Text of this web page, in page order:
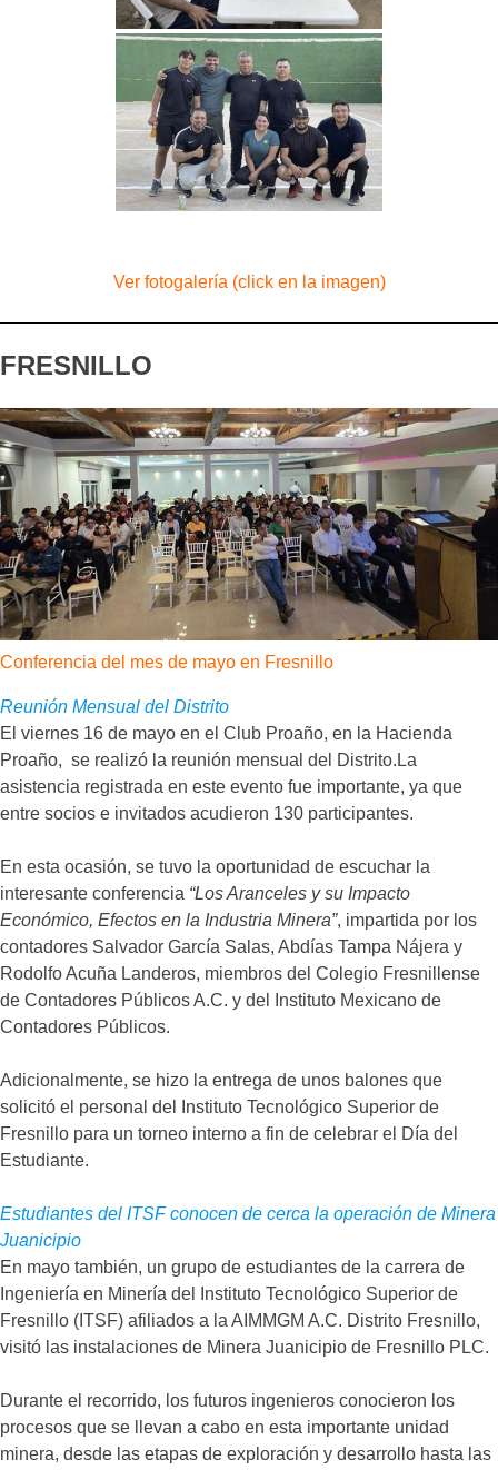
Ver fotogalería (click en la imagen)
FRESNILLO
Conferencia del mes de mayo en Fresnillo
Reunión Mensual del Distrito
El viernes 16 de mayo en el Club Proaño, en la Hacienda
Proaño, se realizó la reunión mensual del Distrito.La
asistencia registrada en este evento fue importante, ya que
entre socios e invitados acudieron 130 participantes.
En esta ocasión, se tuvo la oportunidad de escuchar la
interesante conferencia “Los Aranceles y su Impacto
Económico, Efectos en la Industria Minera”, impartida por los
contadores Salvador García Salas, Abdías Tampa Nájera y
Rodolfo Acuña Landeros, miembros del Colegio Fresnillense
de Contadores Públicos A.C. y del Instituto Mexicano de
Contadores Públicos.
Adicionalmente, se hizo la entrega de unos balones que
solicitó el personal del Instituto Tecnológico Superior de
Fresnillo para un torneo interno a fin de celebrar el Día del
Estudiante.
Estudiantes del ITSF conocen de cerca la operación de Minera
Juanicipio
En mayo también, un grupo de estudiantes de la carrera de
Ingeniería en Minería del Instituto Tecnológico Superior de
Fresnillo (ITSF) afiliados a la AIMMGM A.C. Distrito Fresnillo,
visitó las instalaciones de Minera Juanicipio de Fresnillo PLC.
Durante el recorrido, los futuros ingenieros conocieron los
procesos que se llevan a cabo en esta importante unidad
minera, desde las etapas de exploración y desarrollo hasta las